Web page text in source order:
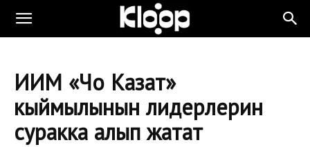
ИИМ «Чоң Казат»
кыймылынын лидерлерин
суракка алып жатат